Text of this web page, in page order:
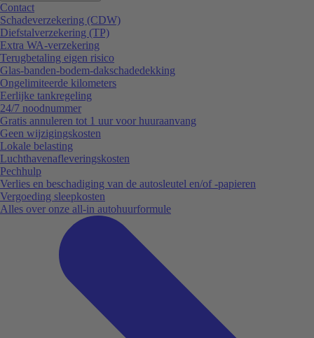
Contact
Schadeverzekering (CDW)
Diefstalverzekering (TP)
Extra WA-verzekering
Terugbetaling eigen risico
Glas-banden-bodem-dakschadedekking
Ongelimiteerde kilometers
Eerlijke tankregeling
24/7 noodnummer
Gratis annuleren tot 1 uur voor huuraanvang
Geen wijzigingskosten
Lokale belasting
Luchthavenafleveringskosten
Pechhulp
Verlies en beschadiging van de autosleutel en/of -papieren
Vergoeding sleepkosten
Alles over onze all-in autohuurformule